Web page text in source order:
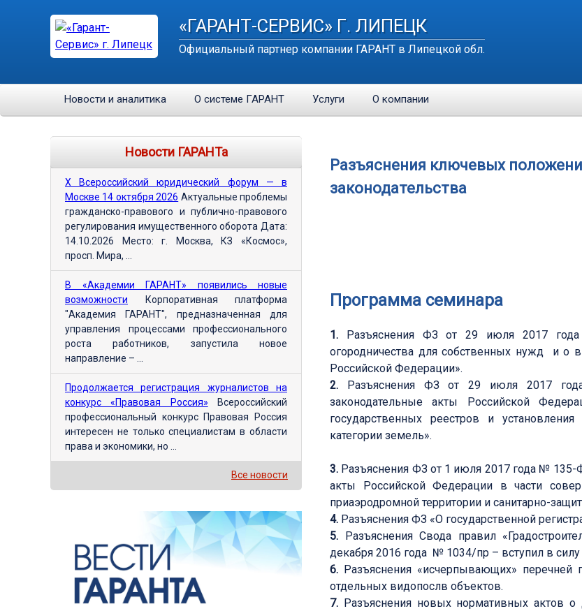
«ГАРАНТ-СЕРВИС» Г. ЛИПЕЦК
Официальный партнер компании ГАРАНТ в Липецкой обл.
Новости и аналитика О системе ГАРАНТ Услуги О компании
Разъяснения ключевых
законодательства
Программа семинара
1. Разъяснения ФЗ от 29 июля 2017
огородничества для собственных нужд и о
Российской Федерации».
2. Разъяснения ФЗ от 29 июля 2017
законодательные акты Российской
государственных реестров и
категории земель».
3. Разъяснения ФЗ от 1 июля 2017 года №
акты Российской Федерации в части
приаэродромной территории и санитарно-
4. Разъяснения ФЗ «О государственной
5. Разъяснения Свода правил
декабря 2016 года № 1034/пр – вступил в силу
6. Разъяснения «исчерпывающих» перечней
отдельных видопослв объектов.
7. Разъяснения новых нормативных актов о
Новости ГАРАНТа
Х Всероссийский юридический форум — в
Москве 14 октября 2026 Актуальные проблемы
гражданско-правового и публично-правового
регулирования имущественного оборота Дата:
14.10.2026 Место: г. Москва, КЗ «Космос»,
просп. Мира, ...
В «Академии ГАРАНТ» появились новые
возможности Корпоративная платформа
"Академия ГАРАНТ", предназначенная для
управления процессами профессионального
роста работников, запустила новое
направление – ...
Продолжается регистрация журналистов на
конкурс «Правовая Россия» Всероссийский
профессиональный конкурс Правовая Россия
интересен не только специалистам в области
права и экономики, но ...
Все новости